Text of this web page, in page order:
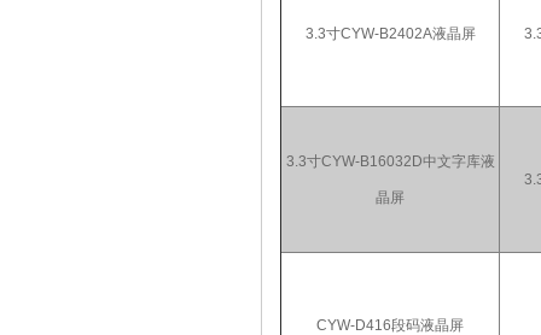
3.3寸CYW-B2402A液晶屏
3.3寸CYW-B16032D中文字库液
晶屏
CYW-D416段码液晶屏